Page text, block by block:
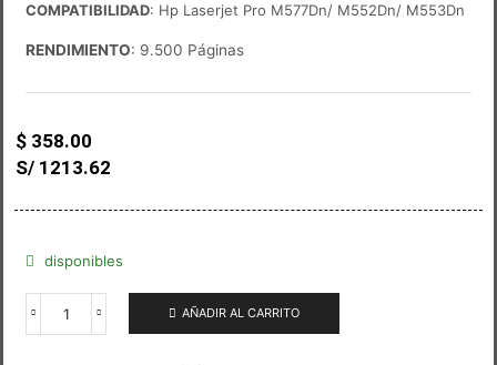
COMPATIBILIDAD: Hp Laserjet Pro M577Dn/ M552Dn/ M553Dn
RENDIMIENTO: 9.500 Páginas
$ 358.00
S/ 1213.62
disponibles
AÑADIR AL CARRITO